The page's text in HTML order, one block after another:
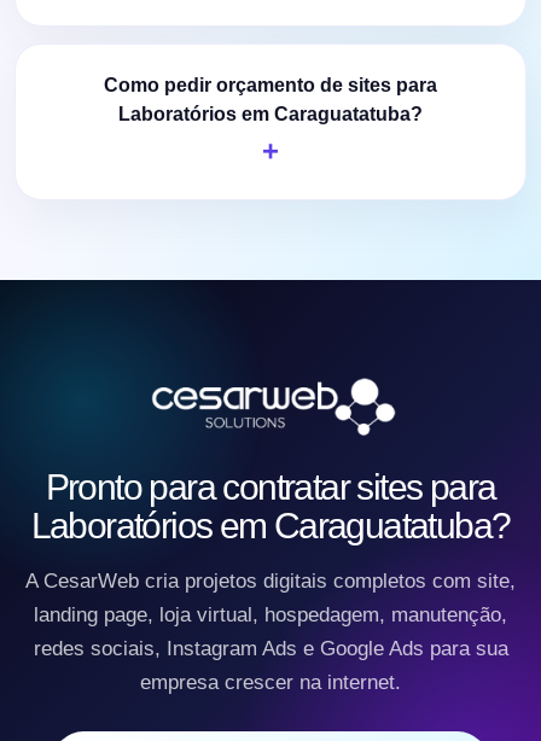
Como pedir orçamento de sites para
Laboratórios em Caraguatatuba?
Pronto para contratar sites para
Laboratórios em Caraguatatuba?
A CesarWeb cria projetos digitais completos com site,
landing page, loja virtual, hospedagem, manutenção,
redes sociais, Instagram Ads e Google Ads para sua
empresa crescer na internet.